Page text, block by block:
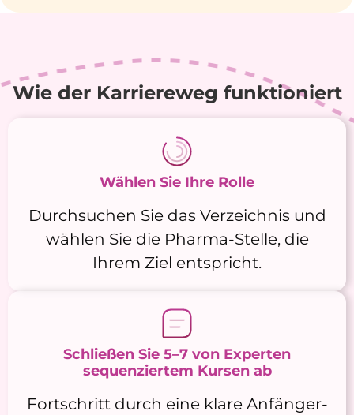
Wie der Karriereweg funktioniert
Wählen Sie Ihre Rolle
Durchsuchen Sie das Verzeichnis und
wählen Sie die Pharma-Stelle, die
Ihrem Ziel entspricht.
Schließen Sie 5–7 von Experten
sequenziertem Kursen ab
Fortschritt durch eine klare Anfänger-